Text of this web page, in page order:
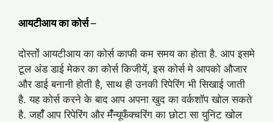
आयटीआय का कोर्स–
दोस्तोंं आयटीआय का कोर्स काफी कम समय का होता है. आप इसमे
टूल अंड डाई मेकर का कोर्स किजीयेंं, इस कोर्स मे आपको औजार
और डाई बनानी होती है, साथ ही उनकी रिपेरिंग भी सिखाई जाती
है. यह कोर्स करने के बाद आप अपना खुद का वर्कशॉप खोल सकते
है. जहाँँ आप रिपेरिंग और मँँन्यूफँक्चरिंग का छोटा सा युनिट खोल